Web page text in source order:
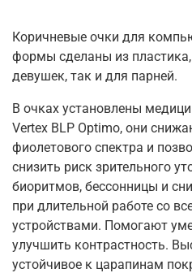
Коричневые очки для
формы сделаны из
девушек, так и для парней.
В очках установлены
Vertex BLP Optimo, они
фиолетового спектра и
снизить риск зрительного
биоритмов, бессонницы и
при длительной работе со
устройствами. Помогают
улучшить контрастность.
устойчивое к царапинам